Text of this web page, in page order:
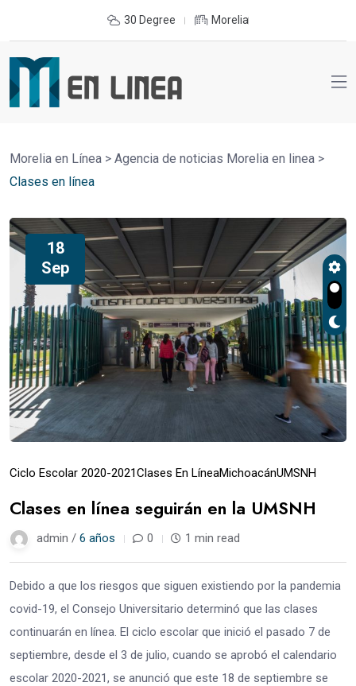
30 Degree Morelia
Morelia en Línea > Agencia de noticias Morelia en linea >
Clases en línea
18
Sep
Ciclo Escolar 2020-2021Clases En LíneaMichoacánUMSNH
Clases en línea seguirán en la UMSNH
admin / 6 años 0 1 min read
Debido a que los riesgos que siguen existiendo por la pandemia
covid-19, el Consejo Universitario determinó que las clases
continuarán en línea. El ciclo escolar que inició el pasado 7 de
septiembre, desde el 3 de julio, cuando se aprobó el calendario
escolar 2020-2021, se anunció que este 18 de septiembre se